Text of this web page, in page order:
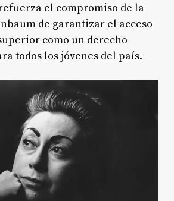
el compromiso de la
de garantizar el acceso
como un derecho
todos los jóvenes del país.